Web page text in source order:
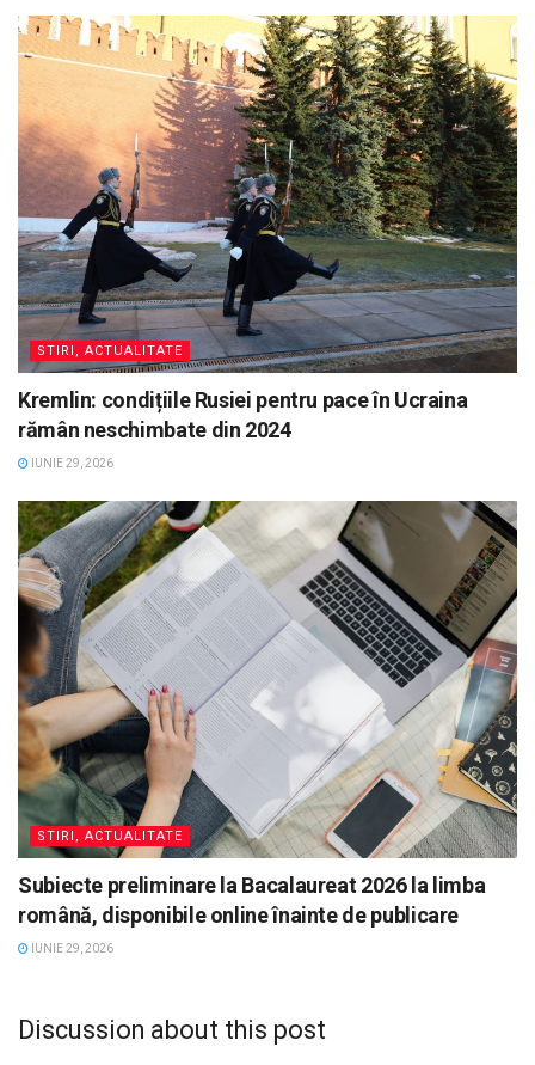
STIRI, ACTUALITATE
Kremlin: condițiile Rusiei pentru pace în Ucraina
rămân neschimbate din 2024
IUNIE 29, 2026
STIRI, ACTUALITATE
Subiecte preliminare la Bacalaureat 2026 la limba
română, disponibile online înainte de publicare
IUNIE 29, 2026
Discussion about this post